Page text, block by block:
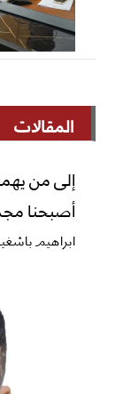
المقالات
إلى من
أصبحنا
ابراهيم